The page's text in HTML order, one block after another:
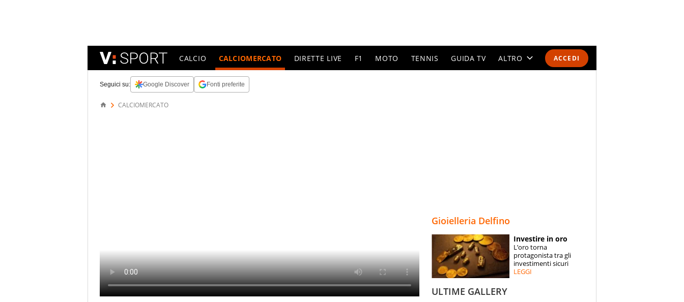
ACCEDI
CALCIO CALCIOMERCATO DIRETTE LIVE F1 MOTO TENNIS GUIDA TV ALTRO
SPECIALI
ESPERTI
Seguici su: Google Discover Fonti preferite
CALCIOMERCATO
Gioielleria Delfino
Investire in oro
L’oro torna
protagonista tra gli
investimenti sicuri
LEGGI
ULTIME GALLERY